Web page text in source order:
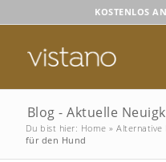
KOSTENLOS
Blog - Aktuelle
Du bist hier: Home »Alternative
für den Hund